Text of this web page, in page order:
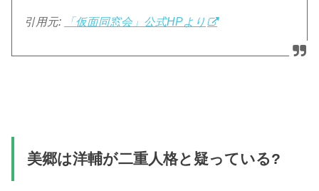
引用元: 「仮面同窓会」公式HPより
美郷は洋輔が二重人格と疑っている?